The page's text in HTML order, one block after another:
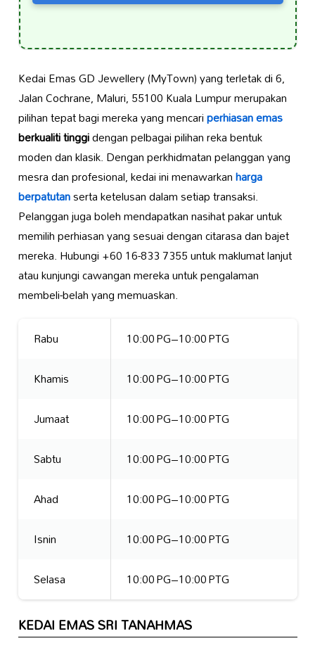
Kedai Emas GD Jewellery (MyTown) yang terletak di 6,
Jalan Cochrane, Maluri, 55100 Kuala Lumpur merupakan
pilihan tepat bagi mereka yang mencariperhiasan emas
berkualiti tinggidengan pelbagai pilihan reka bentuk
moden dan klasik. Dengan perkhidmatan pelanggan yang
mesra dan profesional, kedai ini menawarkanharga
berpatutanserta ketelusan dalam setiap transaksi.
Pelanggan juga boleh mendapatkan nasihat pakar untuk
memilih perhiasan yang sesuai dengan citarasa dan bajet
mereka. Hubungi +60 16-833 7355 untuk maklumat lanjut
atau kunjungi cawangan mereka untuk pengalaman
membeli-belah yang memuaskan.
Rabu
10:00 PG–10:00 PTG
Khamis
10:00 PG–10:00 PTG
Jumaat
10:00 PG–10:00 PTG
Sabtu
10:00 PG–10:00 PTG
Ahad
10:00 PG–10:00 PTG
Isnin
10:00 PG–10:00 PTG
Selasa
10:00 PG–10:00 PTG
KEDAI EMAS SRI TANAHMAS